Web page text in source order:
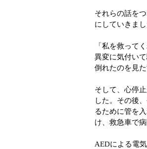
それらの話を
にしていきまし
「私を救って
異変に気付い
倒れたのを見
そして、心停
した。その後
るために管を
け、救急車で
AEDによる電